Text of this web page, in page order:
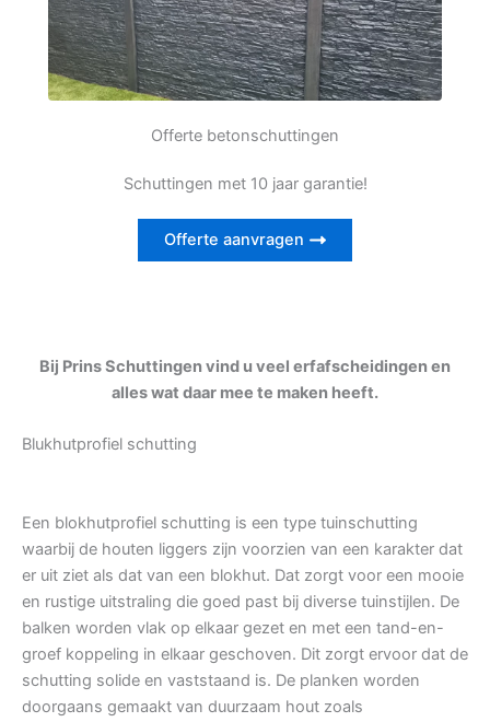
Offerte betonschuttingen
Schuttingen met 10 jaar garantie!
Offerte aanvragen
Bij Prins Schuttingen vind u veel erfafscheidingen en
alles wat daar mee te maken heeft.
Blukhutprofiel schutting
Een blokhutprofiel schutting is een type tuinschutting
waarbij de houten liggers zijn voorzien van een karakter dat
er uit ziet als dat van een blokhut. Dat zorgt voor een mooie
en rustige uitstraling die goed past bij diverse tuinstijlen. De
balken worden vlak op elkaar gezet en met een tand-en-
groef koppeling in elkaar geschoven. Dit zorgt ervoor dat de
schutting solide en vaststaand is. De planken worden
doorgaans gemaakt van duurzaam hout zoals